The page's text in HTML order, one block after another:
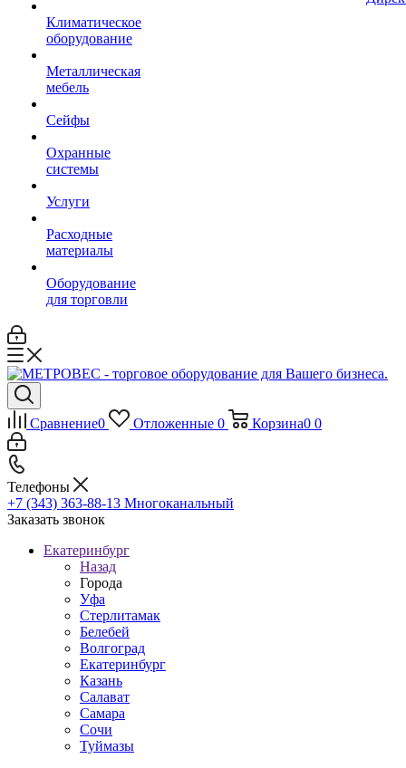
Климатическое
оборудование
Металлическая
мебель
Сейфы
Охранные
системы
Услуги
Расходные
материалы
Оборудование
для торговли
Сравнение0 Отложенные 0 Корзина0 0
Телефоны
+7 (343) 363-88-13 Многоканальный
Заказать звонок
Екатеринбург
Назад
Города
Уфа
Стерлитамак
Белебей
Волгоград
Екатеринбург
Казань
Салават
Самара
Сочи
Туймазы